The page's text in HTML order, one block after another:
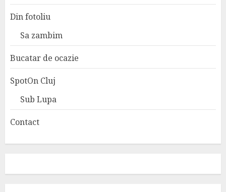
Din fotoliu
Sa zambim
Bucatar de ocazie
SpotOn Cluj
Sub Lupa
Contact